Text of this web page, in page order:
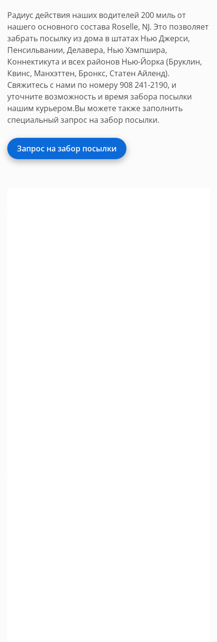
Радиус действия наших водителей 200 миль от
нашего основного состава Roselle, NJ. Это позволяет
забрать посылку из дома в штатах Нью Джерси,
Пенсильвании, Делавера, Нью Хэмпшира,
Коннектикута и всех районов Нью-Йорка (Бруклин,
Квинс, Манхэттен, Бронкс, Статен Айленд).
Свяжитесь с нами по номеру 908 241-2190, и
уточните возможность и время забора посылки
нашим курьером.Вы можете также заполнить
специальный запрос на забор посылки.
Запрос на забор посылки